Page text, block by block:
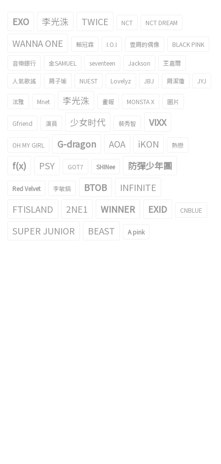
EXO 李光洙 TWICE NCT NCT DREAM
WANNA ONE 賴冠霖 I.O.I 壹周的偶像 BLACK PINK
音樂銀行 金SAMUEL seventeen Jackson 王嘉爾
人氣歌謠 周子瑜 NUEST Lovelyz JBJ 周潔瓊 JYJ
泫雅 Mnet 李光洙 畫報 MONSTA X 圖片
Gfriend 演員 少女时代 裴秀智 VIXX
OH MY GIRL G-dragon AOA iKON 熱戀
f(x) PSY GOT7 SHINee 防彈少年團
Red Velvet 李敏鎬 BTOB
INFINITE
FTISLAND
2NE1 WINNER EXID CNBLUE
SUPER JUNIOR BEAST A pink